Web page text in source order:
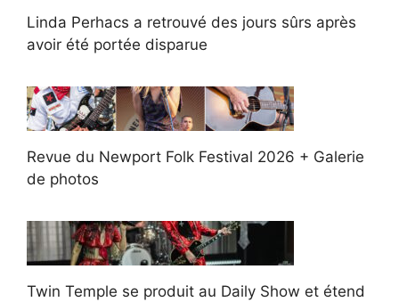
Linda Perhacs a retrouvé des jours sûrs après
avoir été portée disparue
Revue du Newport Folk Festival 2026 + Galerie
de photos
Twin Temple se produit au Daily Show et étend